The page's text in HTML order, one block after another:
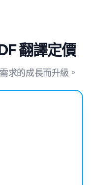
翻譯定價
求的成長而升級。